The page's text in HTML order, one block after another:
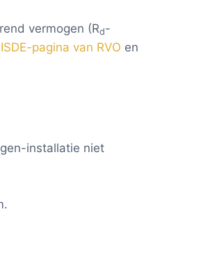
vermogen (Rd-
ISDE-pagina van RVO en
installatie niet